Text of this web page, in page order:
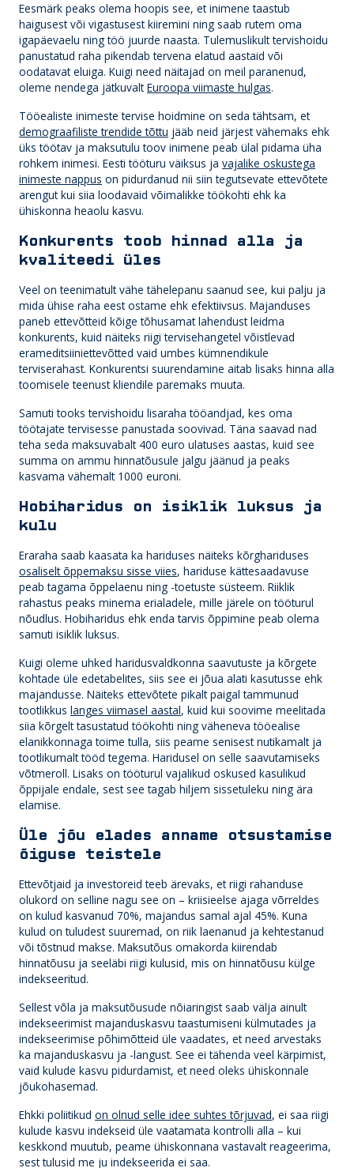
Eesmärk peaks olema hoopis see, et inimene taastub
haigusest või vigastusest kiiremini ning saab rutem oma
igapäevaelu ning töö juurde naasta. Tulemuslikult tervishoidu
panustatud raha pikendab tervena elatud aastaid või
oodatavat eluiga. Kuigi need näitajad on meil paranenud,
oleme nendega jätkuvaltEuroopa viimaste hulgas.
Tööealiste inimeste tervise hoidmine on seda tähtsam, et
demograafiliste trendide tõttu jääb neid järjest vähemaks ehk
üks töötav ja maksutulu toov inimene peab ülal pidama üha
rohkem inimesi. Eesti tööturu väiksus ja vajalike oskustega
inimeste nappus on pidurdanud nii siin tegutsevate ettevõtete
arengut kui siia loodavaid võimalikke töökohti ehk ka
ühiskonna heaolu kasvu.
Konkurents toob hinnad alla ja
kvaliteedi üles
Veel on teenimatult vähe tähelepanu saanud see, kui palju ja
mida ühise raha eest ostame ehk efektiivsus. Majanduses
paneb ettevõtteid kõige tõhusamat lahendust leidma
konkurents, kuid näiteks riigi tervisehangetel võistlevad
erameditsiiniettevõtted vaid umbes kümnendikule
terviserahast. Konkurentsi suurendamine aitab lisaks hinna alla
toomisele teenust kliendile paremaks muuta.
Samuti tooks tervishoidu lisaraha tööandjad, kes oma
töötajate tervisesse panustada soovivad. Täna saavad nad
teha seda maksuvabalt 400 euro ulatuses aastas, kuid see
summa on ammu hinnatõusule jalgu jäänud ja peaks
kasvama vähemalt 1000 euroni.
Hobiharidus on isiklik luksus ja
kulu
Eraraha saab kaasata ka hariduses näiteks kõrghariduses
osaliselt õppemaksu sisse viies, hariduse kättesaadavuse
peab tagama õppelaenu ning -toetuste süsteem. Riiklik
rahastus peaks minema erialadele, mille järele on tööturul
nõudlus. Hobiharidus ehk enda tarvis õppimine peab olema
samuti isiklik luksus.
Kuigi oleme uhked haridusvaldkonna saavutuste ja kõrgete
kohtade üle edetabelites, siis see ei jõua alati kasutusse ehk
majandusse. Näiteks ettevõtete pikalt paigal tammunud
tootlikkus langes viimasel aastal, kuid kui soovime meelitada
siia kõrgelt tasustatud töökohti ning väheneva tööealise
elanikkonnaga toime tulla, siis peame senisest nutikamalt ja
tootlikumalt tööd tegema. Haridusel on selle saavutamiseks
võtmeroll. Lisaks on tööturul vajalikud oskused kasulikud
õppijale endale, sest see tagab hiljem sissetuleku ning ära
elamise.
Üle jõu elades anname otsustamise
õiguse teistele
Ettevõtjaid ja investoreid teeb ärevaks, et riigi rahanduse
olukord on selline nagu see on – kriisieelse ajaga võrreldes
on kulud kasvanud 70%, majandus samal ajal 45%. Kuna
kulud on tuludest suuremad, on riik laenanud ja kehtestanud
või tõstnud makse. Maksutõus omakorda kiirendab
hinnatõusu ja seeläbi riigi kulusid, mis on hinnatõusu külge
indekseeritud.
Sellest võla ja maksutõusude nõiaringist saab välja ainult
indekseerimist majanduskasvu taastumiseni külmutades ja
indekseerimise põhimõtteid üle vaadates, et need arvestaks
ka majanduskasvu ja -langust. See ei tähenda veel kärpimist,
vaid kulude kasvu pidurdamist, et need oleks ühiskonnale
jõukohasemad.
Ehkki poliitikud on olnud selle idee suhtes tõrjuvad, ei saa riigi
kulude kasvu indekseid üle vaatamata kontrolli alla – kui
keskkond muutub, peame ühiskonnana vastavalt reageerima,
sest tulusid me ju indekseerida ei saa.